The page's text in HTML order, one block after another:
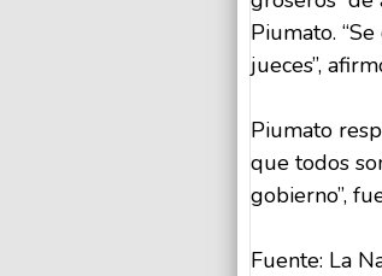
Piumato.
jueces”,
Piumato
que todos
gobierno”,
Fuente: La